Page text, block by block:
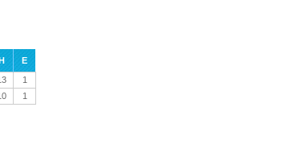
E
1
1